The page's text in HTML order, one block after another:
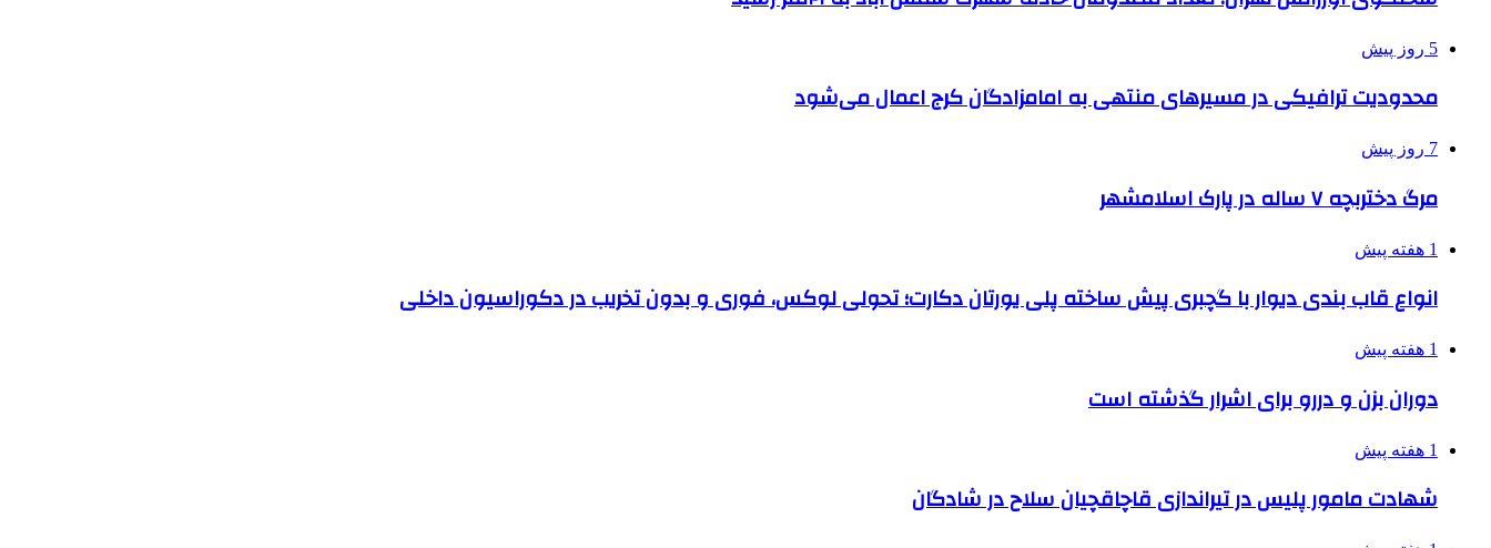
5 روز پیش
محدودیت ترافیکی در مسیرهای منتهی به امامزادگان کرج اعمال می‌شود
7 روز پیش
مرگ دختربچه ۷ ساله در پارک اسلامشهر
1 هفته پیش
انواع قاب بندی دیوار با گچبری پیش ساخته پلی یورتان دکارت؛ تحولی لوکس، فوری و بدون تخریب در دکوراسیون داخلی
1 هفته پیش
دوران بزن و دررو برای اشرار گذشته است
1 هفته پیش
شهادت مامور پلیس در تیراندازی قاچاقچیان سلاح در شادگان